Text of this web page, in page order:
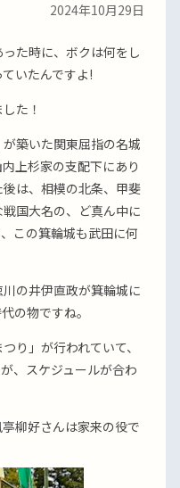
2024年10月29日
た時に、ボクは何をし
いたんですよ!
た！
築いた関東屈指の名城
上杉家の支配下にあり
は、相模の北条、甲斐
国大名の、ど真ん中に
この箕輪城も武田に何
の井伊直政が箕輪城に
の物ですね。
り」が行われていて、
、スケジュールが合わ
柳好さんは家来の役で